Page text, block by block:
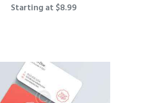
Starting at $8.99